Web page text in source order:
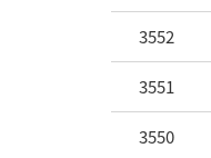
3552
3551
3550